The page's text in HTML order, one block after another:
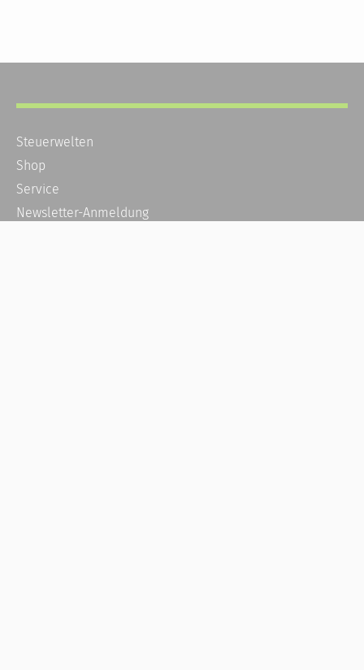
Steuerwelten
Shop
Service
Newsletter-Anmeldung